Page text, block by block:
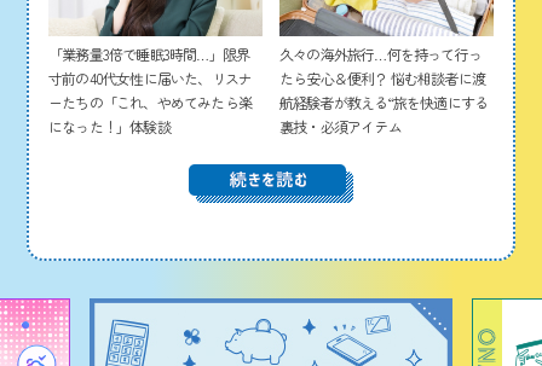
「業務量3倍で睡眠3時間…」限界
寸前の40代女性に届いた、リスナ
ーたちの「これ、やめてみたら楽
になった！」体験談
久々の海外旅行…何を持って行っ
たら安心＆便利？ 悩む相談者に渡
航経験者が教える“旅を快適にする
裏技・必須アイテム